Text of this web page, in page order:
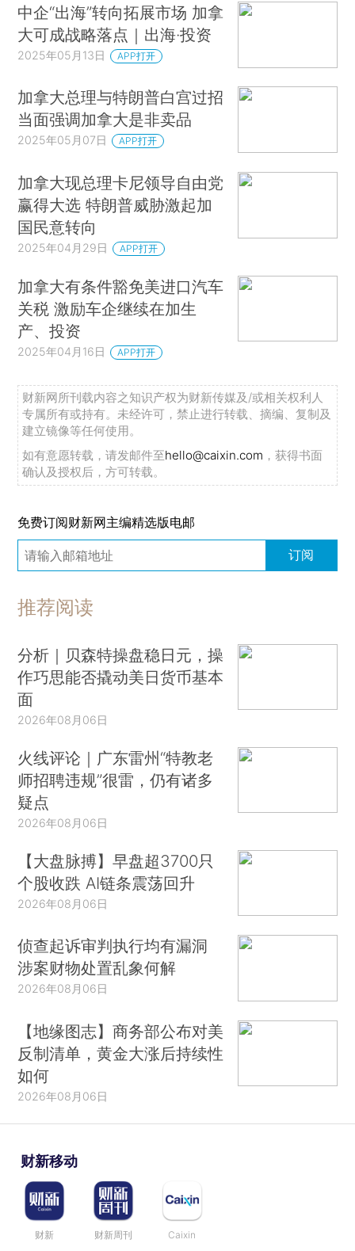
中企“出海”转向拓展市场 加拿
大可成战略落点｜出海·投资
2025年05月13日 APP打开
加拿大总理与特朗普白宫过招
当面强调加拿大是非卖品
2025年05月07日 APP打开
加拿大现总理卡尼领导自由党
赢得大选 特朗普威胁激起加
国民意转向
2025年04月29日 APP打开
加拿大有条件豁免美进口汽车
关税 激励车企继续在加生
产、投资
2025年04月16日 APP打开
财新网所刊载内容之知识产权为财新传媒及/或相关权利人
专属所有或持有。未经许可，禁止进行转载、摘编、复制及
建立镜像等任何使用。
如有意愿转载，请发邮件至hello@caixin.com ，获得书面
确认及授权后，方可转载。
免费订阅财新网主编精选版电邮
订阅
推荐阅读
分析｜贝森特操盘稳日元，操
作巧思能否撬动美日货币基本
面
2026年08月06日
火线评论｜广东雷州“特教老
师招聘违规”很雷，仍有诸多
疑点
2026年08月06日
【大盘脉搏】早盘超3700只
个股收跌 AI链条震荡回升
2026年08月06日
侦查起诉审判执行均有漏洞
涉案财物处置乱象何解
2026年08月06日
【地缘图志】商务部公布对美
反制清单，黄金大涨后持续性
如何
2026年08月06日
财新移动
财新 财新周刊 Caixin